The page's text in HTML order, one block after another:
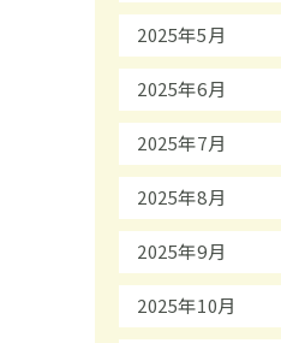
2025年5月
2025年6月
2025年7月
2025年8月
2025年9月
2025年10月